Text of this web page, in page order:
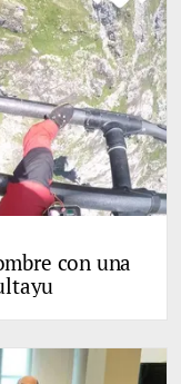
con una